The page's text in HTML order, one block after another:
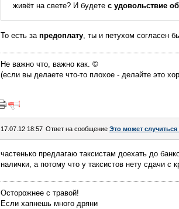
живёт на свете? И будете с удовольствие
То есть за предоплату, ты и петухом согласен
Не важно что, важно как. ©
(если вы делаете что-то плохое - делайте это
17.07.12 18:57 Ответ на сообщение Это может
частенько предлагаю таксистам доехать до
налички, а потому что у таксистов нету сдачи с
Осторожнее с травой!
Если хапнешь много дряни